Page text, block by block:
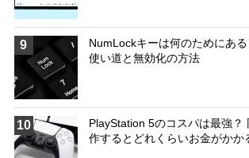
9
NumLockキーは何のためにあ
使い道と無効化の方法
10
PlayStation 5のコスパは最強？
作するとどれくらいお金がかか